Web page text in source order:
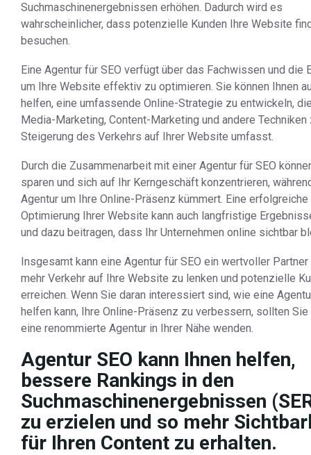
Suchmaschinenergebnissen erhöhen. Dadurch wird es
wahrscheinlicher, dass potenzielle Kunden Ihre Website
besuchen.
Eine Agentur für SEO verfügt über das Fachwissen und die
um Ihre Website effektiv zu optimieren. Sie können Ihnen
helfen, eine umfassende Online-Strategie zu entwickeln,
Media-Marketing, Content-Marketing und andere Techniken
Steigerung des Verkehrs auf Ihrer Website umfasst.
Durch die Zusammenarbeit mit einer Agentur für SEO
sparen und sich auf Ihr Kerngeschäft konzentrieren,
Agentur um Ihre Online-Präsenz kümmert. Eine erfolgreiche
Optimierung Ihrer Website kann auch langfristige
und dazu beitragen, dass Ihr Unternehmen online sichtbar
Insgesamt kann eine Agentur für SEO ein wertvoller Partner
mehr Verkehr auf Ihre Website zu lenken und potenzielle
erreichen. Wenn Sie daran interessiert sind, wie eine
helfen kann, Ihre Online-Präsenz zu verbessern, sollten Sie
eine renommierte Agentur in Ihrer Nähe wenden.
Agentur SEO kann Ihnen helfen,
bessere Rankings in den
Suchmaschinenergebnissen
zu erzielen und so mehr
für Ihren Content zu erhalten.